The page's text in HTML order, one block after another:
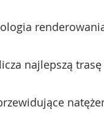
najlepszą